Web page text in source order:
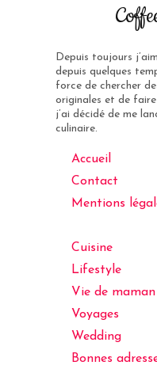
Depuis toujours
depuis quelques
force de chercher
originales et de faire
j’ai décidé de me
culinaire.
Accueil
Contact
Mentions
Cuisine
Lifestyle
Vie de maman
Voyages
Wedding
Bonnes